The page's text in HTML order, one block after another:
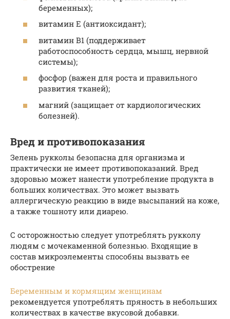
беременных);
витамин Е (антиоксидант);
витамин В1 (поддерживает
работоспособность сердца, мышц, нервной
системы);
фосфор (важен для роста и правильного
развития тканей);
магний (защищает от кардиологических
болезней).
Вред и противопоказания
Зелень рукколы безопасна для организма и
практически не имеет противопоказаний. Вред
здоровью может нанести употребление продукта в
больших количествах. Это может вызвать
аллергическую реакцию в виде высыпаний на коже,
а также тошноту или диарею.
С осторожностью следует употреблять рукколу
людям с мочекаменной болезнью. Входящие в
состав микроэлементы способны вызвать ее
обострение
Беременным и кормящим женщинам
рекомендуется употреблять пряность в небольших
количествах в качестве вкусовой добавки.